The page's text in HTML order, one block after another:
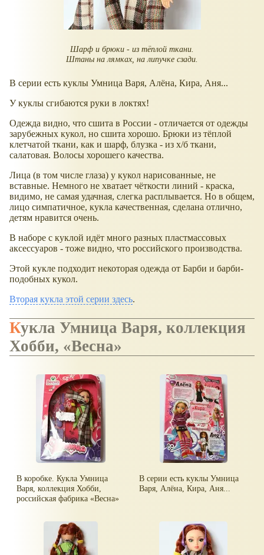
Шарф и брюки - из тёплой ткани.
Штаны на лямках, на липучке сзади.
В серии есть куклы Умница Варя, Алёна, Кира, Аня...
У куклы сгибаются руки в локтях!
Одежда видно, что сшита в России - отличается от одежды
зарубежных кукол, но сшита хорошо. Брюки из тёплой
клетчатой ткани, как и шарф, блузка - из х/б ткани,
салатовая. Волосы хорошего качества.
Лица (в том числе глаза) у кукол нарисованные, не
вставные. Немного не хватает чёткости линий - краска,
видимо, не самая удачная, слегка расплывается. Но в общем,
лицо симпатичное, кукла качественная, сделана отлично,
детям нравится очень.
В наборе с куклой идёт много разных пластмассовых
аксессуаров - тоже видно, что российского производства.
Этой кукле подходит некоторая одежда от Барби и барби-
подобных кукол.
Вторая кукла этой серии здесь.
Кукла Умница Варя, коллекция
Хобби,
Весна
В коробке. Кукла Умница
Варя, коллекция Хобби,
российская фабрика Весна
В серии есть куклы Умница
Варя, Алёна, Кира, Аня...